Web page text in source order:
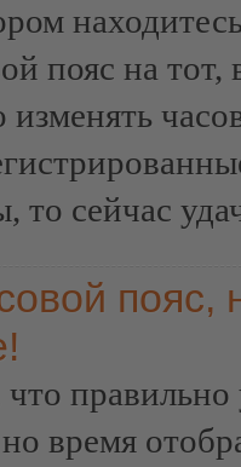
пояс на
изменять
то сейчас
пояс,
правильно
время